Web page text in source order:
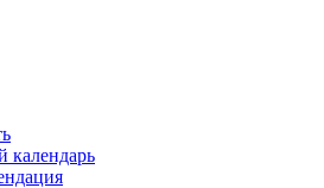
календарь